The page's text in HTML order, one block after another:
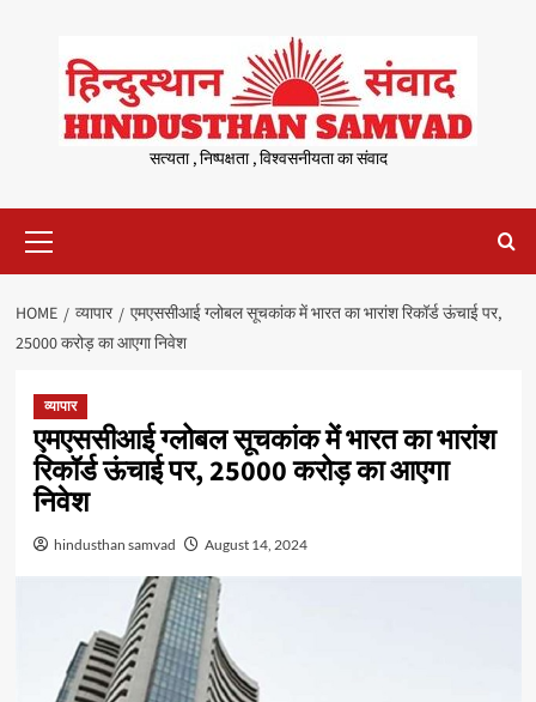
content
सत्यता , निष्पक्षता , विश्वसनीयता का संवाद
Menu
HOME व्यापार
एमएससीआई ग्लोबल सूचकांक में भारत का भारांश रिकॉर्ड ऊंचाई पर,
25000 करोड़ का आएगा निवेश
व्यापार
एमएससीआई ग्लोबल सूचकांक में भारत का भारांश
रिकॉर्ड ऊंचाई पर, 25000 करोड़ का आएगा
निवेश
hindusthan samvad August 14, 2024